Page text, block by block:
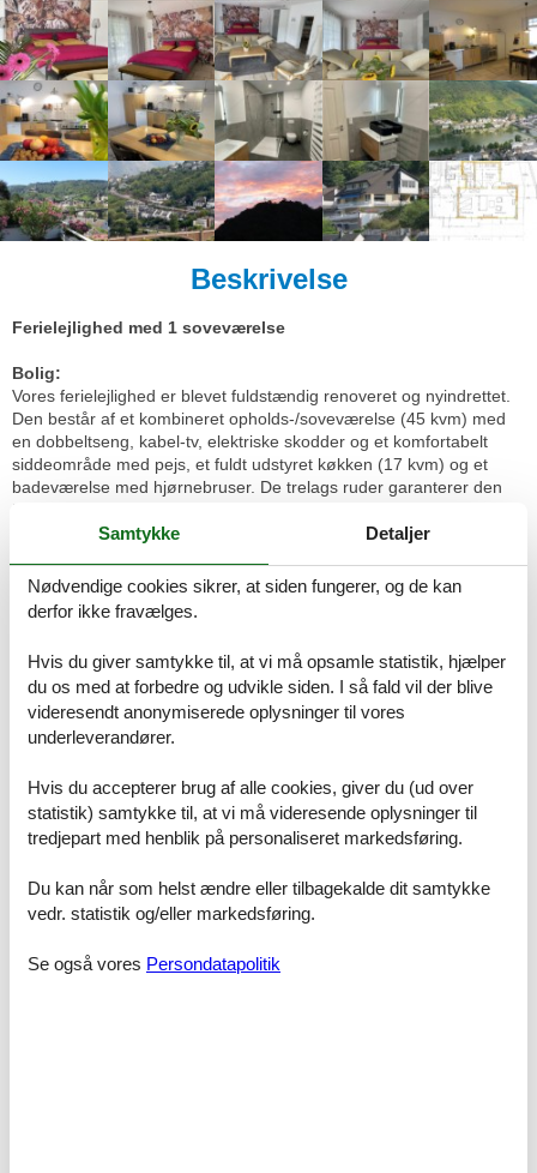
Beskrivelse
Ferielejlighed med 1 soveværelse
Bolig:
Vores ferielejlighed er blevet fuldstændig renoveret og nyindrettet.
Den består af et kombineret opholds-/soveværelse (45 kvm) med
en dobbeltseng, kabel-tv, elektriske skodder og et komfortabelt
siddeområde med pejs, et fuldt udstyret køkken (17 kvm) og et
badeværelse med hjørnebruser. De trelags ruder garanterer den
fred og ro, du fortjener på din ferie. Den store udendørs terrasse
med siddepladser og liggestole tilbyder en storslået
Afstand
Banegård
1,5 km
Busstop
100 m
Centrum
Diverse
Færgehavn
Lufthavn
Restauranter
Shopping
Andre
Markise
Radiator
Tørreskab
Samtykke Detaljer
Nødvendige cookies sikrer, at siden fungerer, og de kan
derfor ikke fravælges.
Hvis du giver samtykke til, at vi må opsamle statistik, hjælper
du os med at forbedre og udvikle siden. I så fald vil der blive
videresendt anonymiserede oplysninger til vores
underleverandører.
Hvis du accepterer brug af alle cookies, giver du (ud over
statistik) samtykke til, at vi må videresende oplysninger til
tredjepart med henblik på personaliseret markedsføring.
Du kan når som helst ændre eller tilbagekalde dit samtykke
vedr. statistik og/eller markedsføring.
Se også vores Persondatapolitik